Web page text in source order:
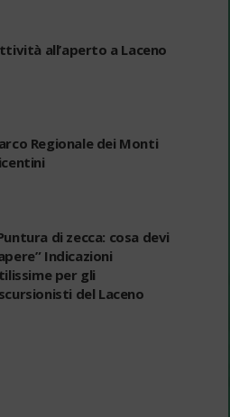
all’aperto a Laceno
Regionale dei Monti
di zecca: cosa devi
Indicazioni
per gli
del Laceno